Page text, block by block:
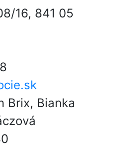
16, 841 05
Brix, Bianka